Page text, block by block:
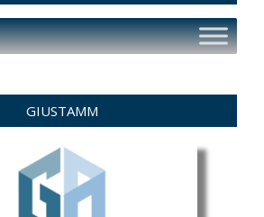
GIUSTAMM